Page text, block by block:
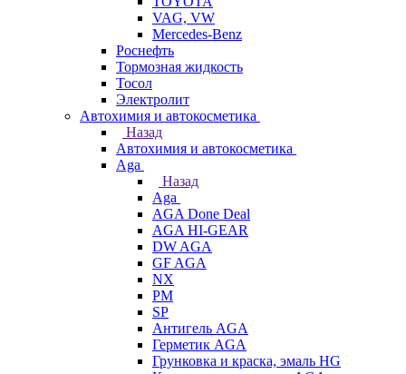
VAG, VW
Мercedes-Benz
Роснефть
Тормозная жидкость
Тосол
Электролит
Автохимия и автокосметика
Назад
Автохимия и автокосметика
Aga
Назад
Aga
AGA Done Deal
AGA HI-GEAR
DW AGA
GF AGA
NX
PM
SP
Антигель AGA
Герметик AGA
Грунковка и краска, эмаль HG